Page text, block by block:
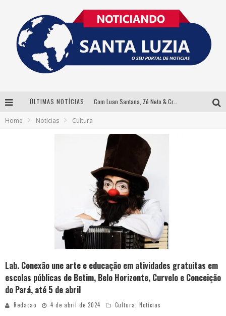
ÚLTIMAS NOTÍCIAS Com Luan Santana, Zé Neto & Cristiano e outros grandes nomes, 56ª Expô Barbacena divulga programação completa
Home Notícias Cultura
Lab. Conexão une arte e educação em atividades gratuitas em
escolas públicas de Betim, Belo Horizonte, Curvelo e Conceição
do Pará, até 5 de abril
Redacao 4 de abril de 2024 Cultura, Notícias